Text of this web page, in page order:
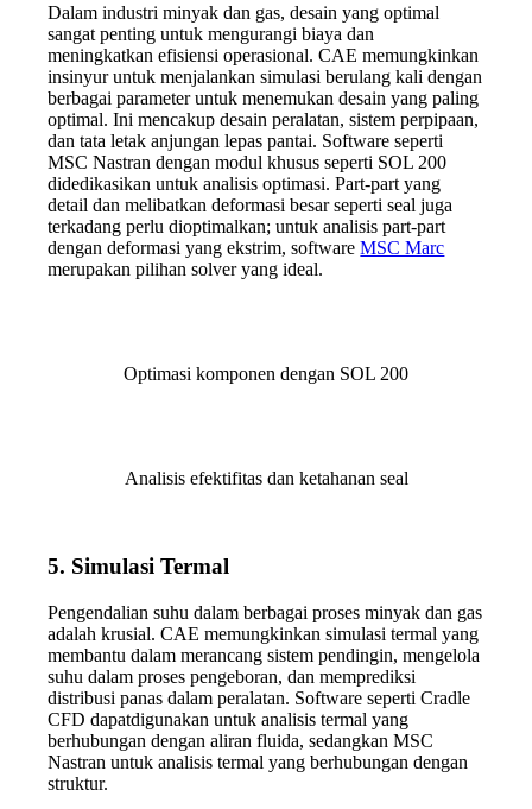
Dalam industri minyak dan gas, desain yang optimal
sangat penting untuk mengurangi biaya dan
meningkatkan efisiensi operasional. CAE memungkinkan
insinyur untuk menjalankan simulasi berulang kali dengan
berbagai parameter untuk menemukan desain yang paling
optimal. Ini mencakup desain peralatan, sistem perpipaan,
dan tata letak anjungan lepas pantai. Software seperti
MSC Nastran dengan modul khusus seperti SOL 200
didedikasikan untuk analisis optimasi. Part-part yang
detail dan melibatkan deformasi besar seperti seal juga
terkadang perlu dioptimalkan; untuk analisis part-part
dengan deformasi yang ekstrim, softwareMSC Marc
merupakan pilihan solver yang ideal.
Optimasi komponen dengan SOL 200
Analisis efektifitas dan ketahanan seal
5. Simulasi Termal
Pengendalian suhu dalam berbagai proses minyak dan gas
adalah krusial. CAE memungkinkan simulasi termal yang
membantu dalam merancang sistem pendingin, mengelola
suhu dalam proses pengeboran, dan memprediksi
distribusi panas dalam peralatan. Software seperti Cradle
CFD dapatdigunakan untuk analisis termal yang
berhubungan dengan aliran fluida, sedangkan MSC
Nastran untuk analisis termal yang berhubungan dengan
struktur.